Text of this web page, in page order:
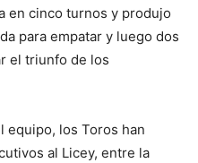
en cinco turnos y produjo
para empatar y luego dos
el triunfo de los
equipo, los Toros han
al Licey, entre la